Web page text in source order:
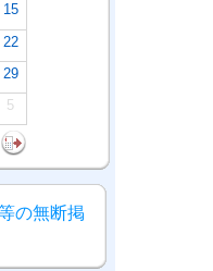
15
22
29
5
の無断掲